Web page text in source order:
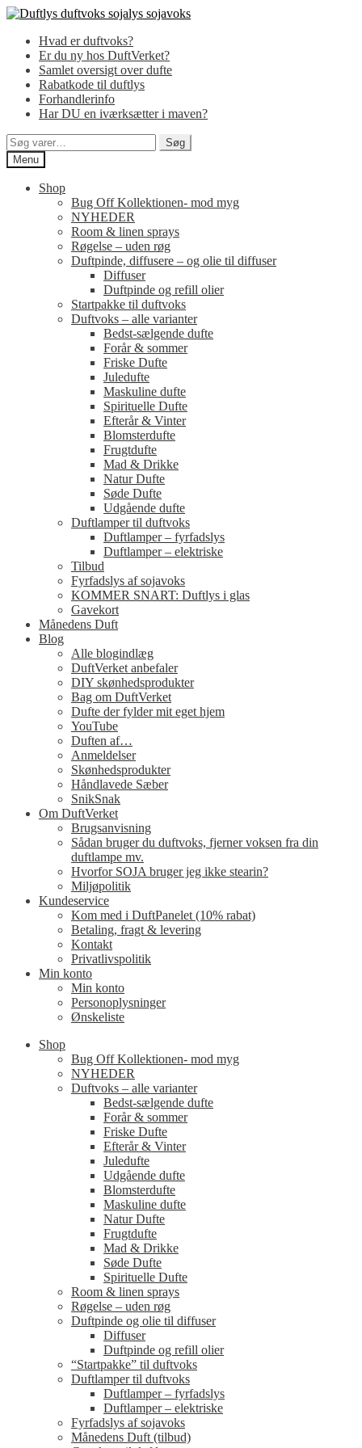
Spring
navigation
Spring
indholdHvad er duftvoks?
Er du ny hos DuftVerket?
Samlet oversigt over dufte
Rabatkode til duftlys
Forhandlerinfo
Har DU en iværksætter i maven?
Søg
efter:
Søg
Menu
Shop
Bug Off Kollektionen- mod myg
NYHEDER
Room & linen sprays
Røgelse – uden røg
Duftpinde, diffusere – og olie til diffuser
Diffuser
Duftpinde og refill olier
Startpakke til duftvoks
Duftvoks – alle varianter
Bedst-sælgende dufte
Forår & sommer
Friske Dufte
Juledufte
Maskuline dufte
Spirituelle Dufte
Efterår & Vinter
Blomsterdufte
Frugtdufte
Mad & Drikke
Natur Dufte
Søde Dufte
Udgående dufte
Duftlamper til duftvoks
Duftlamper – fyrfadslys
Duftlamper – elektriske
Tilbud
Fyrfadslys af sojavoks
KOMMER SNART: Duftlys i glas
Gavekort
Månedens Duft
Blog
Alle blogindlæg
DuftVerket anbefaler
DIY skønhedsprodukter
Bag om DuftVerket
Dufte der fylder mit eget hjem
YouTube
Duften af…
Anmeldelser
Skønhedsprodukter
Håndlavede Sæber
SnikSnak
Om DuftVerket
Brugsanvisning
Sådan bruger du duftvoks, fjerner voksen fra din
duftlampe mv.
Hvorfor SOJA bruger jeg ikke stearin?
Miljøpolitik
Kundeservice
Kom med i DuftPanelet (10% rabat)
Betaling, fragt & levering
Kontakt
Privatlivspolitik
Min konto
Min konto
Personoplysninger
Ønskeliste
Shop
Bug Off Kollektionen- mod myg
NYHEDER
Duftvoks – alle varianter
Bedst-sælgende dufte
Forår & sommer
Friske Dufte
Efterår & Vinter
Juledufte
Udgående dufte
Blomsterdufte
Maskuline dufte
Natur Dufte
Frugtdufte
Mad & Drikke
Søde Dufte
Spirituelle Dufte
Room & linen sprays
Røgelse – uden røg
Duftpinde og olie til diffuser
Diffuser
Duftpinde og refill olier
“Startpakke” til duftvoks
Duftlamper til duftvoks
Duftlamper – fyrfadslys
Duftlamper – elektriske
Fyrfadslys af sojavoks
Månedens Duft (tilbud)